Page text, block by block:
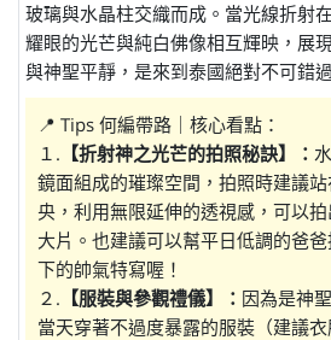
玻璃與水晶柱交織而成。當光線折射
耀眼的光芒與純白佛像相互輝映，展
與神聖平靜，是來到泰國絕對不可錯
📍 Tips 何編帶路｜核心看點：
１. 【折射神之光芒的拍照秘訣】：
鏡面組成的璀璨空間，拍照時建議
央，利用無限延伸的透視感，可以
大片。也建議可以幫平日低調的爸
下的帥氣特寫喔！
２. 【服裝與參觀禮儀】： 因為是神
當天穿著不過度暴露的服裝（建議